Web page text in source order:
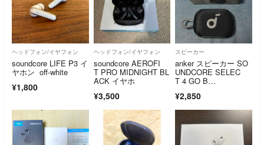
ヘッドフォン/イヤフォン
soundcore LIFE P3 イ
ヤホン off-white
¥1,800
ヘッドフォン/イヤフォン
soundcore AEROFI
T PRO MIDNIGHT BL
ACK イヤホ
¥3,500
スピーカー
anker スピーカー SO
UNDCORE SELEC
T 4 GO B…
¥2,850